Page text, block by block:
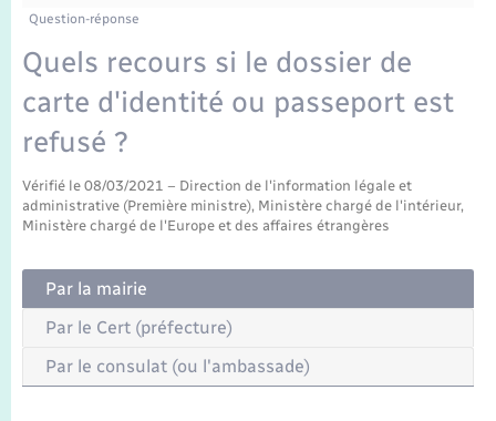
Mariage – PACS
Parrainage civil
Question-réponse
Quels recours si le dossier de
carte d'identité ou passeport est
refusé ?
Vérifié le 08/03/2021 – Direction de l'information légale et
administrative (Première ministre), Ministère chargé de l'intérieur,
Ministère chargé de l'Europe et des affaires étrangères
Par la mairie
Par le Cert (préfecture)
Par le consulat (ou l'ambassade)